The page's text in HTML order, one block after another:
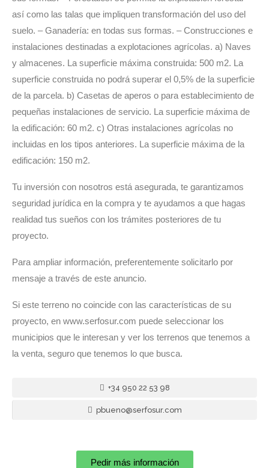
así como las talas que impliquen transformación del uso del
suelo. – Ganadería: en todas sus formas. – Construcciones e
instalaciones destinadas a explotaciones agrícolas. a) Naves
y almacenes. La superficie máxima construida: 500 m2. La
superficie construida no podrá superar el 0,5% de la superficie
de la parcela. b) Casetas de aperos o para establecimiento de
pequeñas instalaciones de servicio. La superficie máxima de
la edificación: 60 m2. c) Otras instalaciones agrícolas no
incluidas en los tipos anteriores. La superficie máxima de la
edificación: 150 m2.
Tu inversión con nosotros está asegurada, te garantizamos
seguridad jurídica en la compra y te ayudamos a que hagas
realidad tus sueños con los trámites posteriores de tu
proyecto.
Para ampliar información, preferentemente solicitarlo por
mensaje a través de este anuncio.
Si este terreno no coincide con las características de su
proyecto, en www.serfosur.com puede seleccionar los
municipios que le interesan y ver los terrenos que tenemos a
la venta, seguro que tenemos lo que busca.
+34 950 22 53 98
pbueno@serfosur.com
Pedir más información